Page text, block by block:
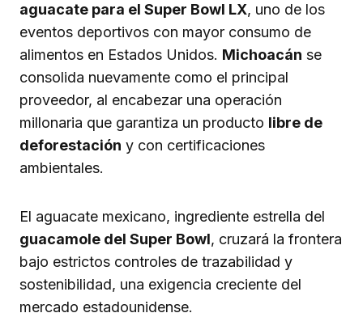
aguacate para el Super Bowl LX, uno de los
eventos deportivos con mayor consumo de
alimentos en Estados Unidos. Michoacán se
consolida nuevamente como el principal
proveedor, al encabezar una operación
millonaria que garantiza un producto libre de
deforestación y con certificaciones
ambientales.
El aguacate mexicano, ingrediente estrella del
guacamole del Super Bowl, cruzará la frontera
bajo estrictos controles de trazabilidad y
sostenibilidad, una exigencia creciente del
mercado estadounidense.